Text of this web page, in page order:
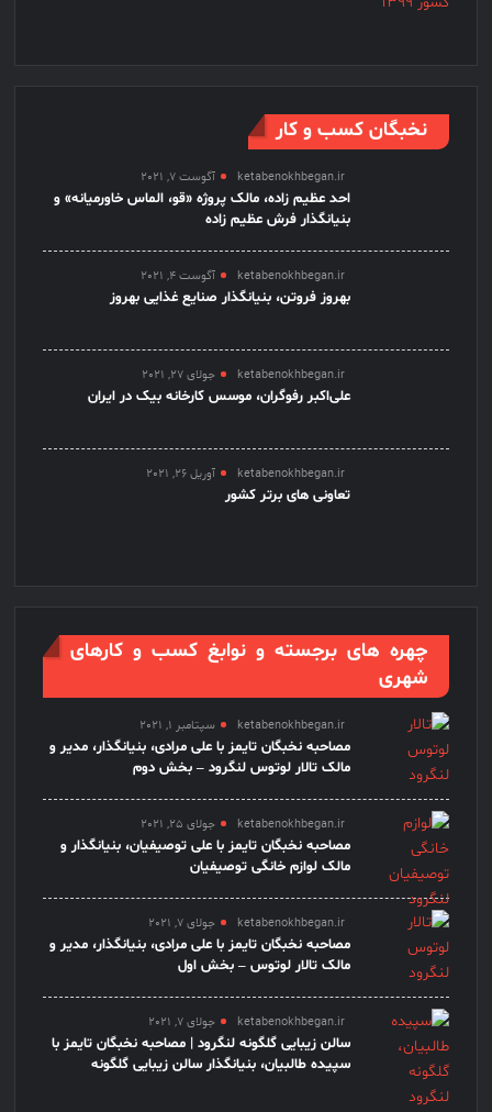
نخبگان کسب و کار
ketabenokhbegan.ir آگوست 7, 2021
احد عظیم زاده، مالک پروژه «قو، الماس خاورمیانه» و
بنیانگذار فرش عظیم زاده
ketabenokhbegan.ir آگوست 4, 2021
بهروز فروتن، بنیانگذار صنایع غذایی بهروز
ketabenokhbegan.ir جولای 27, 2021
علی‌اکبر رفوگران، موسس کارخانه بیک در ایران
ketabenokhbegan.ir آوریل 26, 2021
تعاونی های برتر کشور
چهره های برجسته و نوابغ کسب و کارهای
شهری
ketabenokhbegan.ir سپتامبر 1, 2021
مصاحبه نخبگان تایمز با علی مرادی، بنیانگذار، مدیر و
مالک تالار لوتوس لنگرود – بخش دوم
ketabenokhbegan.ir جولای 25, 2021
مصاحبه نخبگان تایمز با علی توصیفیان، بنیانگذار و
مالک لوازم خانگی توصیفیان
ketabenokhbegan.ir جولای 7, 2021
مصاحبه نخبگان تایمز با علی مرادی، بنیانگذار، مدیر و
مالک تالار لوتوس – بخش اول
ketabenokhbegan.ir جولای 7, 2021
سالن زیبایی گلگونه لنگرود | مصاحبه نخبگان تایمز با
سپیده طالبیان، بنیانگذار سالن زیبایی گلگونه